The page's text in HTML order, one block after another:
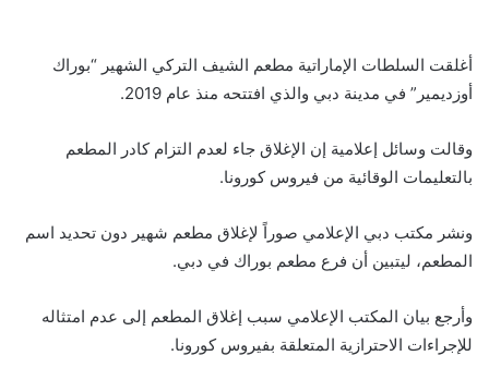
أغلقت السلطات الإماراتية مطعم الشيف التركي الشهير “بوراك
أوزديمير” في مدينة دبي والذي افتتحه منذ عام 2019.
وقالت وسائل إعلامية إن الإغلاق جاء لعدم التزام كادر المطعم
بالتعليمات الوقائية من فيروس كورونا.
ونشر مكتب دبي الإعلامي صوراً لإغلاق مطعم شهير دون تحديد اسم
المطعم، ليتبين أن فرع مطعم بوراك في دبي.
وأرجع بيان المكتب الإعلامي سبب إغلاق المطعم إلى عدم امتثاله
للإجراءات الاحترازية المتعلقة بفيروس كورونا.